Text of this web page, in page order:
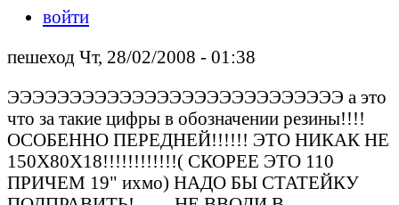
войти
пешеход Чт, 28/02/2008 - 01:38
ЭЭЭЭЭЭЭЭЭЭЭЭЭЭЭЭЭЭЭЭЭЭЭЭЭЭЭ а это
что за такие цифры в обозначении резины!!!!
ОСОБЕННО ПЕРЕДНЕЙ!!!!!! ЭТО НИКАК НЕ
150Х80Х18!!!!!!!!!!!!( СКОРЕЕ ЭТО 110
ПРИЧЕМ 19" ихмо) НАДО БЫ СТАТЕЙКУ